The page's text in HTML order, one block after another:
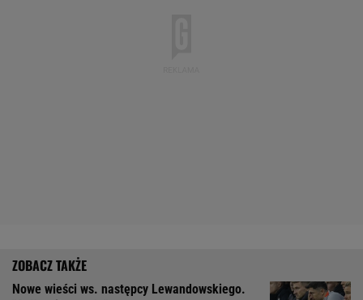
Nowe wieści ws. następcy Lewandowskiego.